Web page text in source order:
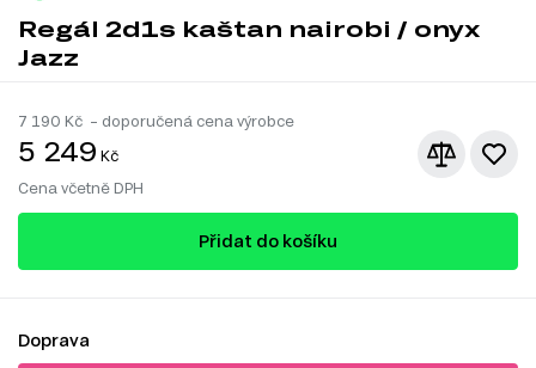
Regál 2d1s kaštan nairobi / onyx
Jazz
7 190 Kč – doporučená cena výrobce
5 249 Kč
Cena včetně DPH
Přidat do košíku
Doprava